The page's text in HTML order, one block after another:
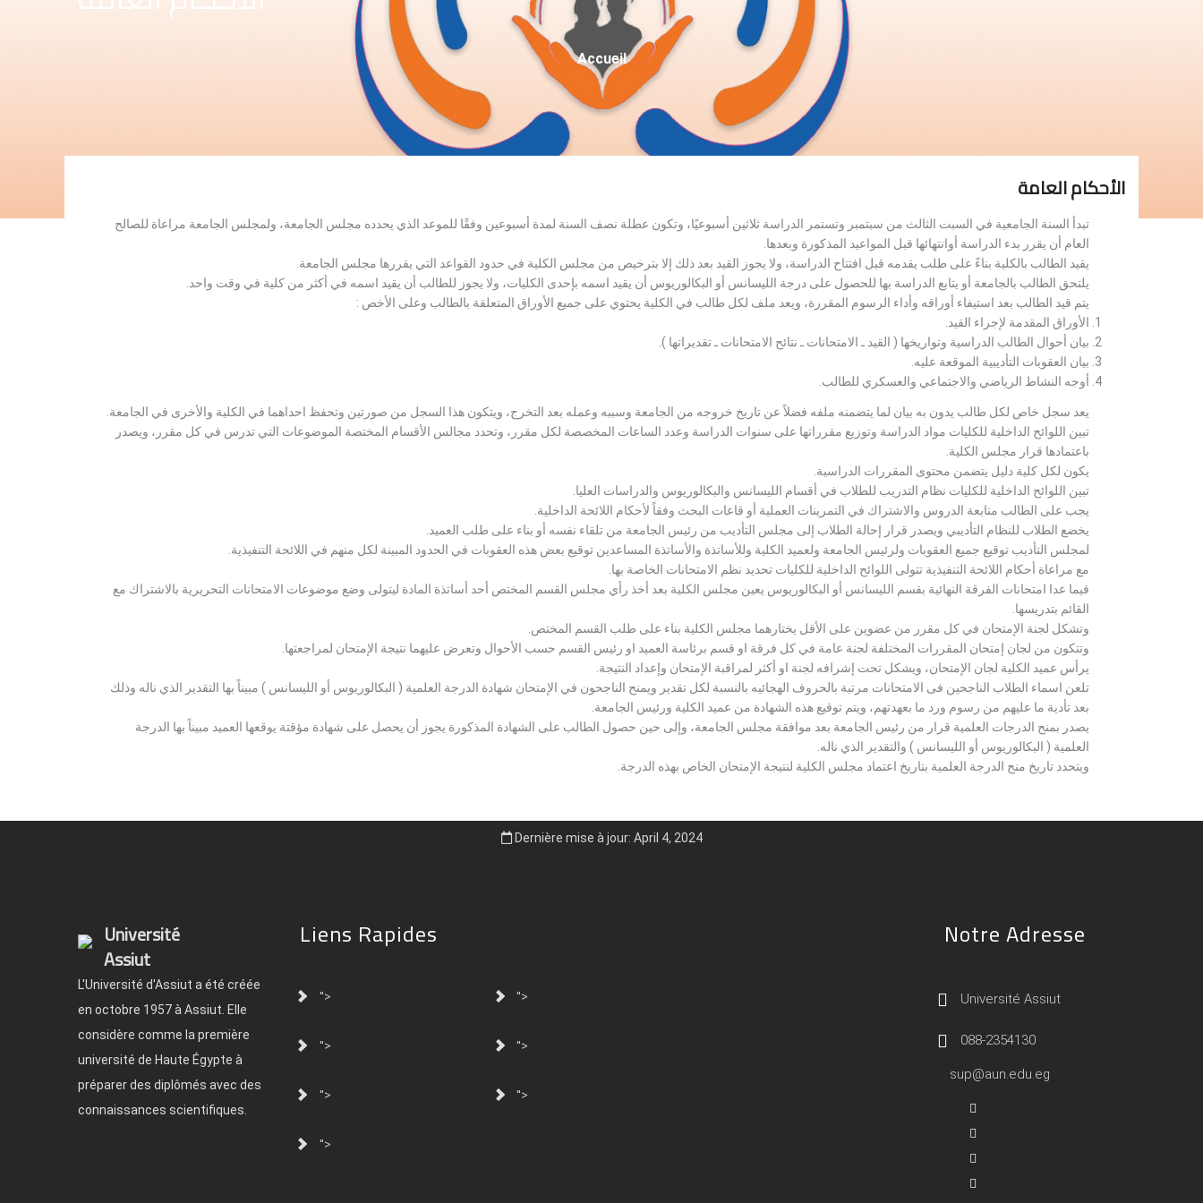
Fil
D'Ariane
Accueil
الأحكام العامة
تبدأ السنة الجامعية في السبت الثالث من سبتمبر وتستمر الدراسة ثلاثين أسبوعيًا، وتكون عطلة نصف السنة لمدة أسبوعين وفقًا للموعد الذي يحدده مجلس الجامعة، ولمجلس الجامعة مراعاة للصالح
العام أن يقرر بدء الدراسة أوانتهائها قبل المواعيد المذكورة وبعدها.
يقيد الطالب بالكلية بناءً على طلب يقدمه قبل افتتاح الدراسة، ولا يجوز القيد بعد ذلك إلا بترخيص من مجلس الكلية في حدود القواعد التي يقررها مجلس الجامعة.
يلتحق الطالب بالجامعة أو يتابع الدراسة بها للحصول على درجة الليسانس أو البكالوريوس أن يقيد اسمه بإحدى الكليات، ولا يجوز للطالب أن يقيد اسمه في أكثر من كلية في وقت واحد.
يتم قيد الطالب بعد استيفاء أوراقه وأداء الرسوم المقررة، ويعد ملف لكل طالب في الكلية يحتوي على جميع الأوراق المتعلقة بالطالب وعلى الأخص :
الأوراق المقدمة لإجراء القيد.
بيان أحوال الطالب الدراسية وتواريخها ( القيد ـ الامتحانات ـ نتائح الامتحانات ـ تقديراتها ).
بيان العقوبات التأديبية الموقعة عليه.
أوجه النشاط الرياضي والاجتماعي والعسكري للطالب.
يعد سجل خاص لكل طالب يدون به بيان لما يتضمنه ملفه فضلاً عن تاريخ خروجه من الجامعة وسببه وعمله بعد التخرج، ويتكون هذا السجل من صورتين وتحفظ احداهما في الكلية والأخرى في الجامعة.
تبين اللوائح الداخلية للكليات مواد الدراسة وتوزيع مقرراتها على سنوات الدراسة وعدد الساعات المخصصة لكل مقرر، وتحدد مجالس الأقسام المختصة الموضوعات التي تدرس في كل مقرر، ويصدر
باعتمادها قرار مجلس الكلية.
يكون لكل كلية دليل يتضمن محتوى المقررات الدراسية.
تبين اللوائح الداخلية للكليات نظام التدريب للطلاب في أقسام الليسانس والبكالوريوس والدراسات العليا.
يجب على الطالب متابعة الدروس والاشتراك في التمرينات العملية أو قاعات البحث وفقاً لأحكام اللائحة الداخلية.
يخضع الطلاب للنظام التأديبي ويصدر قرار إحالة الطلاب إلى مجلس التأديب من رئيس الجامعة من تلقاء نفسه أو بناء على طلب العميد.
لمجلس التأديب توقيع جميع العقوبات ولرئيس الجامعة ولعميد الكلية وللأساتذة والأساتذة المساعدين توقيع بعض هذه العقوبات في الحدود المبينة لكل منهم في اللائحة التنفيذية.
مع مراعاة أحكام اللائحة التنفيذية تتولى اللوائح الداخلية للكليات تحديد نظم الامتحانات الخاصة بها.
فيما عدا امتحانات الفرقة النهائية بقسم الليسانس أو البكالوريوس يعين مجلس الكلية بعد أخذ رأي مجلس القسم المختص أحد أساتذة المادة ليتولى وضع موضوعات الامتحانات التحريرية بالاشتراك مع
القائم بتدريسها.
وتشكل لجنة الإمتحان في كل مقرر من عضوين على الأقل يختارهما مجلس الكلية بناء على طلب القسم المختص.
وتتكون من لجان إمتحان المقررات المختلفة لجنة عامة في كل فرقة او قسم برئاسة العميد او رئيس القسم حسب الأحوال وتعرض عليهما نتيجة الإمتحان لمراجعتها.
يرأس عميد الكلية لجان الإمتحان، ويشكل تحت إشرافه لجنة او أكثر لمراقبة الإمتحان وإعداد النتيجة.
تلعن اسماء الطلاب الناجحين فى الامتحانات مرتبة بالحروف الهجائيه بالنسبة لكل تقدير ويمنح الناجحون في الإمتحان شهادة الدرجة العلمية ( البكالوريوس أو الليسانس ) مبيناً بها التقدير الذي ناله وذلك
بعد تأدية ما عليهم من رسوم ورد ما بعهدتهم، ويتم توقيع هذه الشهادة من عميد الكلية ورئيس الجامعة.
يصدر بمنح الدرجات العلمية قرار من رئيس الجامعة بعد موافقة مجلس الجامعة، وإلى حين حصول الطالب على الشهادة المذكورة يجوز أن يحصل على شهادة مؤقتة يوقعها العميد مبيناً بها الدرجة
العلمية ( البكالوريوس أو الليسانس ) والتقدير الذي ناله.
ويتحدد تاريخ منح الدرجة العلمية بتاريخ اعتماد مجلس الكلية لنتيجة الإمتحان الخاص بهذه الدرجة.
Dernière mise à jour: April 4, 2024
Université
Assiut
L'Université d'Assiut a été créée
en octobre 1957 à Assiut. Elle
considère comme la première
université de Haute Égypte à
préparer des diplômés avec des
connaissances scientifiques.
Liens Rapides
"> ">
"> ">
"> ">
">
Notre Adresse
Université Assiut
088-2354130
sup@aun.edu.eg